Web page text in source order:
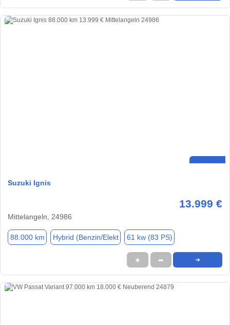
Suzuki Ignis
13.999 €
Mittelangeln, 24986
88.000 km Hybrid (Benzin/Elekt 61 kw (83 PS)
★ ➦ ➜